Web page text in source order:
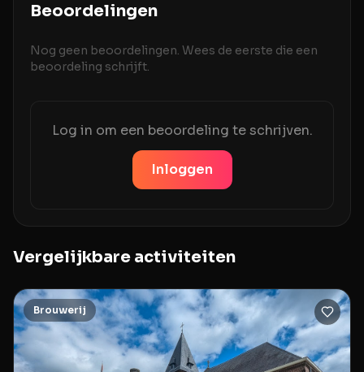
Beoordelingen
Nog geen beoordelingen. Wees de eerste die een
beoordeling schrijft.
Log in om een beoordeling te schrijven.
Inloggen
Vergelijkbare activiteiten
Brouwerij